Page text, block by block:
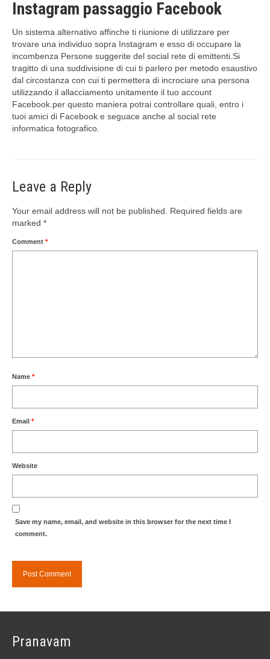
Instagram passaggio Facebook
Un sistema alternativo affinche ti riunione di utilizzare per
trovare una individuo sopra Instagram e esso di occupare la
incombenza Persone suggerite del social rete di emittenti.Si
tragitto di una suddivisione di cui ti parlero per metodo esaustivo
dal circostanza con cui ti permettera di incrociare una persona
utilizzando il allacciamento unitamente il tuo account
Facebook.per questo maniera potrai controllare quali, entro i
tuoi amici di Facebook e seguace anche al social rete
informatica fotografico.
Leave a Reply
Your email address will not be published. Required fields are
marked *
Comment *
Name *
Email *
Website
Save my name, email, and website in this browser for the next time I
comment.
Pranavam